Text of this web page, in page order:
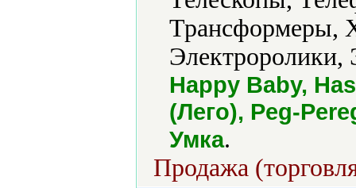
Трансформеры,
Электроролики,
Happy Baby,
(Лего), Peg-
Умка.
Продажа